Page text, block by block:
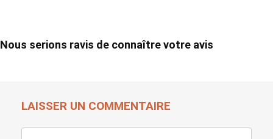
Nous serions ravis de connaître votre avis
LAISSER UN COMMENTAIRE